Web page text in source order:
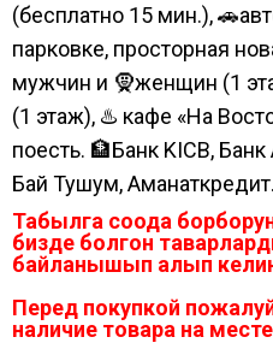
(бесплатно 15 мин.),
парковке, просторная
мужчин и 🧕женщин (1
(1 этаж), ♨️ кафе «На
поесть. 🏦Банк KICB,
Бай Тушум,
Табылга соода
бизде болгон
байланышып алып
Перед покупкой
наличие товара на